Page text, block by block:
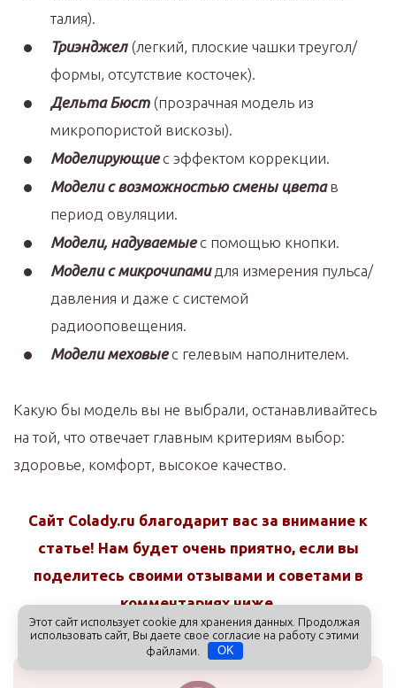
талия).
Триэнджел(легкий, плоские чашки треугол/
формы, отсутствие косточек).
Дельта Бюст (прозрачная модель из
микропористой вискозы).
Моделирующиес эффектом коррекции.
Модели с возможностью смены цветав
период овуляции.
Модели, надуваемыес помощью кнопки.
Модели с микрочипамидля измерения пульса/
давления и даже с системой
радиооповещения.
Модели меховыес гелевым наполнителем.
Какую бы модель вы не выбрали, останавливайтесь
на той, что отвечает главным критериям выбор:
здоровье, комфорт, высокое качество.
Сайт Colady.ru благодарит вас за внимание к
статье! Нам будет очень приятно, если вы
поделитесь своими отзывами и советами в
комментариях ниже.
Этот сайт использует cookie для хранения данных. Продолжая
использовать сайт, Вы даете свое согласие на работу с этими
файлами.
OK